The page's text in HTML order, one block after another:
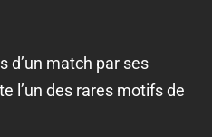
d’un match par ses
l’un des rares motifs de